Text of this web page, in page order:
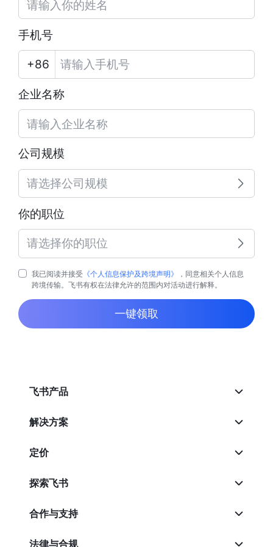
手机号
企业名称
公司规模
请选择公司规模
你的职位
请选择你的职位
我已阅读并接受 《个人信息保护及跨境声明》
，同意相关个人信息
跨境传输。飞书有权在法律允许的范围内对活动进行解释。
一键领取
飞书产品
解决方案
定价
探索飞书
合作与支持
法律与合规